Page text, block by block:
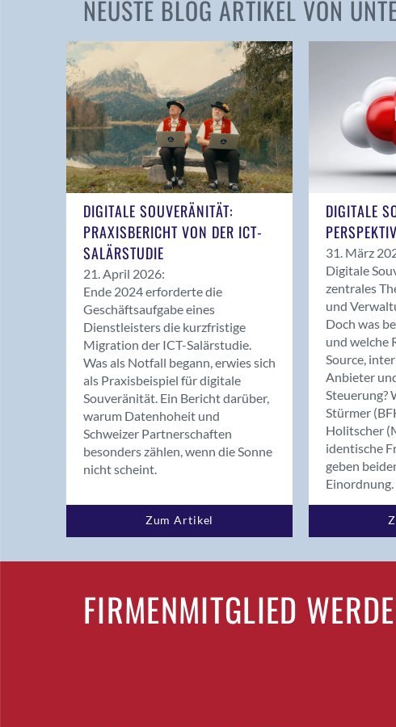
NEUSTE BLOG ARTIKEL VON
DIGITALE SOUVERÄNITÄT:
PRAXISBERICHT VON DER ICT-
SALÄRSTUDIE
21. April 2026:
Ende 2024 erforderte die
Geschäftsaufgabe eines
Dienstleisters die kurzfristige
Migration der ICT-Salärstudie.
Was als Notfall begann, erwies sich
als Praxisbeispiel für digitale
Souveränität. Ein Bericht darüber,
warum Datenhoheit und
Schweizer Partnerschaften
besonders zählen, wenn die Sonne
nicht scheint.
Zum Artikel
DIGITALE
31. März
Digitale
zentrales
und
Doch was
und welche
Source,
Anbieter
Steuerung?
Stürmer
Holitscher
identische
geben
Einordnung.
FIRMENMITGLIED